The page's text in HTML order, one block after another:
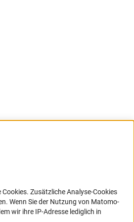
Zusätzliche Analyse-Cookies
Wenn Sie der Nutzung von Matomo-
wir ihre IP-Adresse lediglich in